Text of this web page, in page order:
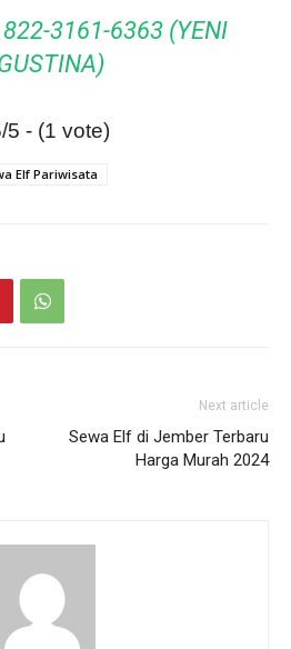
3161-6363 (YENI
5 - (1 vote)
Elf Pariwisata
Next article
Sewa Elf di Jember Terbaru
Harga Murah 2024